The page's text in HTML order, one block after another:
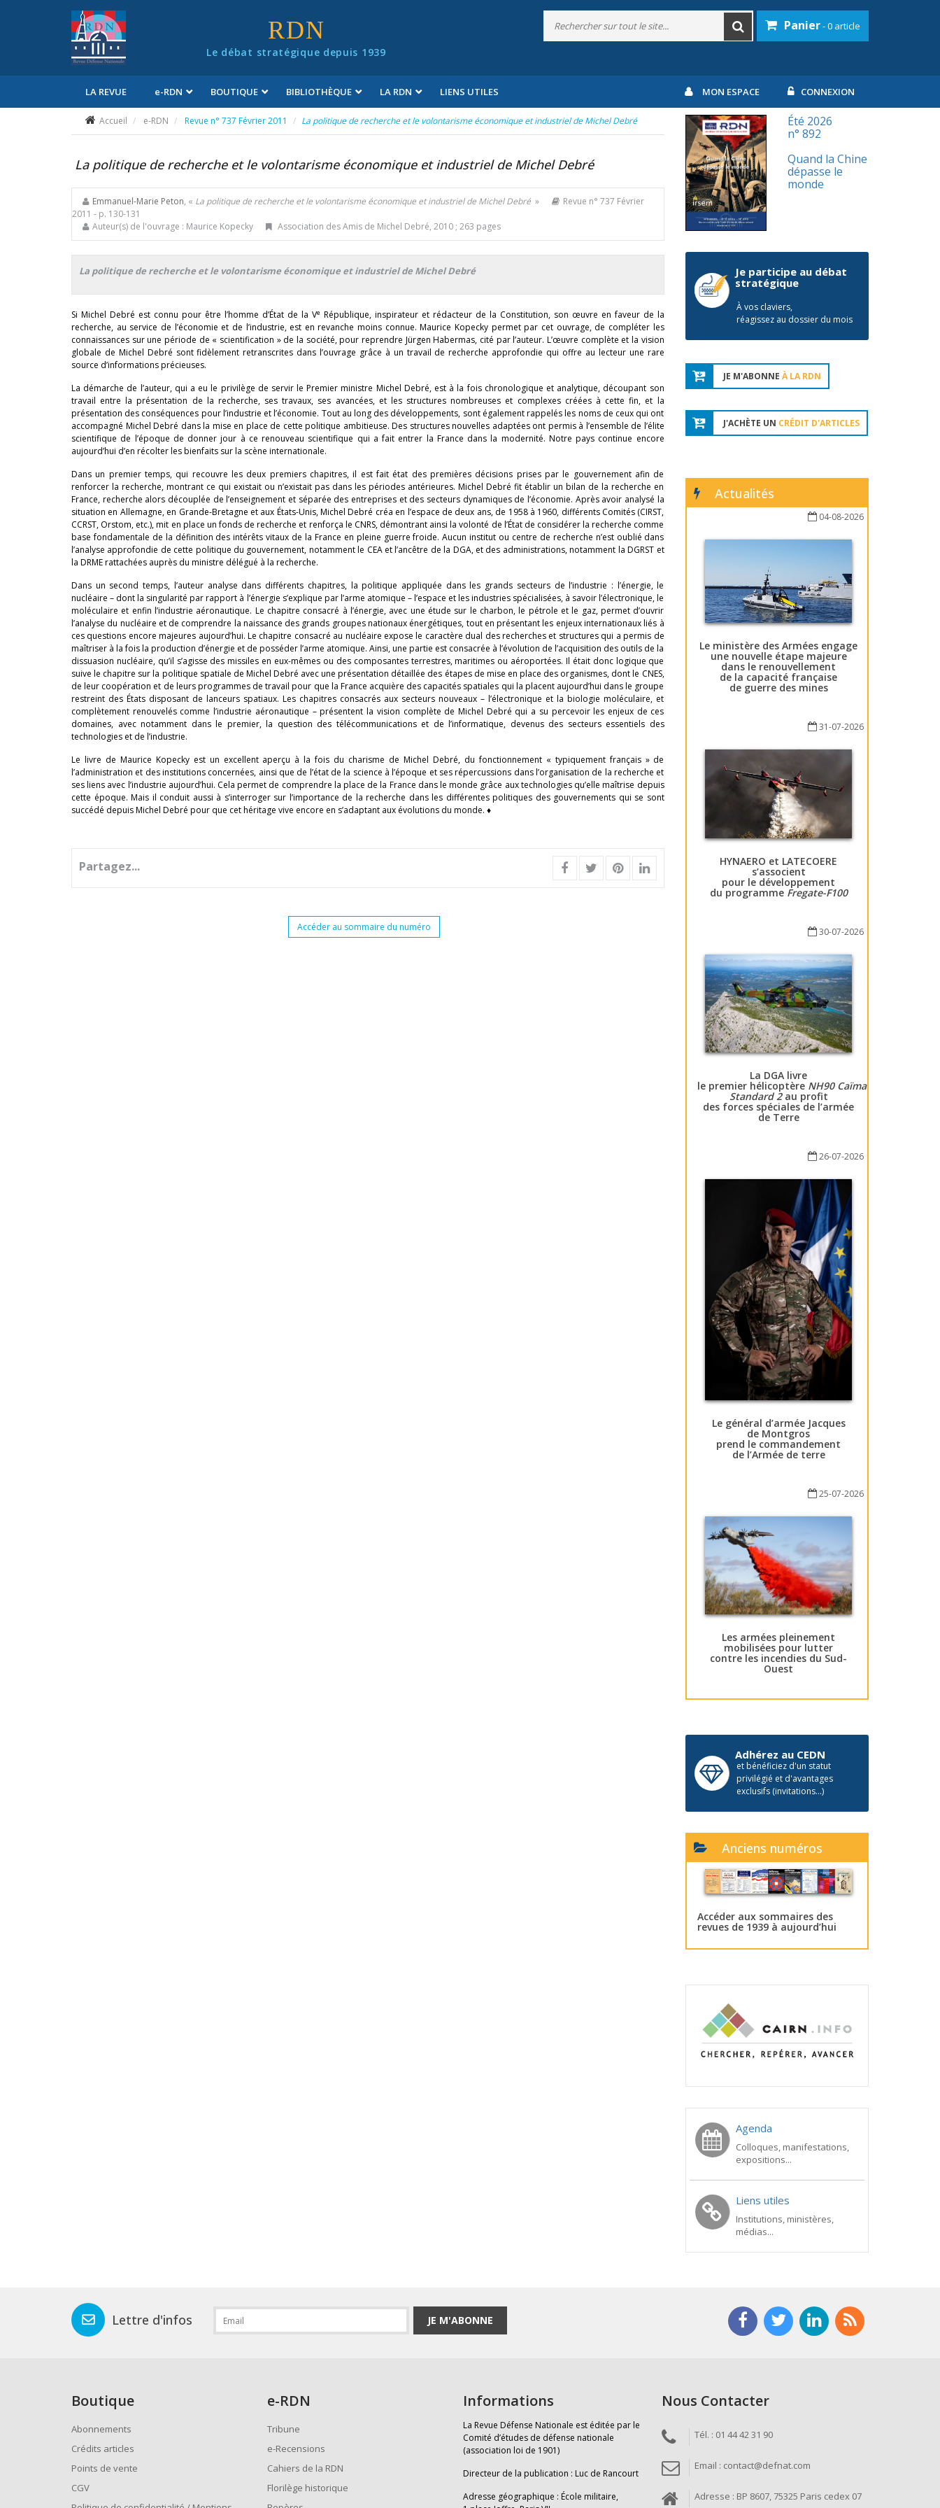
RDN
Le débat stratégique depuis 1939
Panier- 0 article
LA REVUE e-RDN BOUTIQUE BIBLIOTHÈQUE LA RDN LIENS UTILES MON ESPACE CONNEXION
Accueil e-RDN Revue n° 737 Février 2011 La politique de recherche et le volontarisme économique et industriel de Michel Debré
La politique de recherche et le volontarisme économique et industriel de Michel Debré
Emmanuel-Marie Peton, « La politique de recherche et le volontarisme économique et industriel de Michel Debré »
Revue n° 737 Février
2011 - p. 130-131
Auteur(s) de l'ouvrage : Maurice Kopecky
Association des Amis de Michel Debré, 2010 ; 263 pages
La politique de recherche et le volontarisme économique et industriel de Michel Debré
Si Michel Debré est connu pour être l’homme d’État de la VeRépublique, inspirateur et rédacteur de la Constitution, son œuvre en faveur de la
recherche, au service de l’économie et de l’industrie, est en revanche moins connue. Maurice Kopecky permet par cet ouvrage, de compléter les
connaissances sur une période de « scientification » de la société, pour reprendre Jürgen Habermas, cité par l’auteur. L’œuvre complète et la vision
globale de Michel Debré sont fidèlement retranscrites dans l’ouvrage grâce à un travail de recherche approfondie qui offre au lecteur une rare
source d’informations précieuses.
La démarche de l’auteur, qui a eu le privilège de servir le Premier ministre Michel Debré, est à la fois chronologique et analytique, découpant son
travail entre la présentation de la recherche, ses travaux, ses avancées, et les structures nombreuses et complexes créées à cette fin, et la
présentation des conséquences pour l’industrie et l’économie. Tout au long des développements, sont également rappelés les noms de ceux qui ont
accompagné Michel Debré dans la mise en place de cette politique ambitieuse. Des structures nouvelles adaptées ont permis à l’ensemble de l’élite
scientifique de l’époque de donner jour à ce renouveau scientifique qui a fait entrer la France dans la modernité. Notre pays continue encore
aujourd’hui d’en récolter les bienfaits sur la scène internationale.
Dans un premier temps, qui recouvre les deux premiers chapitres, il est fait état des premières décisions prises par le gouvernement afin de
renforcer la recherche, montrant ce qui existait ou n’existait pas dans les périodes antérieures. Michel Debré fit établir un bilan de la recherche en
France, recherche alors découplée de l’enseignement et séparée des entreprises et des secteurs dynamiques de l’économie. Après avoir analysé la
situation en Allemagne, en Grande-Bretagne et aux États-Unis, Michel Debré créa en l’espace de deux ans, de 1958 à 1960, différents Comités (CIRST,
CCRST, Orstom, etc.), mit en place un fonds de recherche et renforça le CNRS, démontrant ainsi la volonté de l’État de considérer la recherche comme
base fondamentale de la définition des intérêts vitaux de la France en pleine guerre froide. Aucun institut ou centre de recherche n’est oublié dans
l’analyse approfondie de cette politique du gouvernement, notamment le CEA et l’ancêtre de la DGA, et des administrations, notamment la DGRST et
la DRME rattachées auprès du ministre délégué à la recherche.
Dans un second temps, l’auteur analyse dans différents chapitres, la politique appliquée dans les grands secteurs de l’industrie : l’énergie, le
nucléaire – dont la singularité par rapport à l’énergie s’explique par l’arme atomique – l’espace et les industries spécialisées, à savoir l’électronique, le
moléculaire et enfin l’industrie aéronautique. Le chapitre consacré à l’énergie, avec une étude sur le charbon, le pétrole et le gaz, permet d’ouvrir
l’analyse du nucléaire et de comprendre la naissance des grands groupes nationaux énergétiques, tout en présentant les enjeux internationaux liés à
ces questions encore majeures aujourd’hui. Le chapitre consacré au nucléaire expose le caractère dual des recherches et structures qui a permis de
maîtriser à la fois la production d’énergie et de posséder l’arme atomique. Ainsi, une partie est consacrée à l’évolution de l’acquisition des outils de la
dissuasion nucléaire, qu’il s’agisse des missiles en eux-mêmes ou des composantes terrestres, maritimes ou aéroportées. Il était donc logique que
suive le chapitre sur la politique spatiale de Michel Debré avec une présentation détaillée des étapes de mise en place des organismes, dont le CNES,
de leur coopération et de leurs programmes de travail pour que la France acquière des capacités spatiales qui la placent aujourd’hui dans le groupe
restreint des États disposant de lanceurs spatiaux. Les chapitres consacrés aux secteurs nouveaux – l’électronique et la biologie moléculaire, et
complètement renouvelés comme l’industrie aéronautique – présentent la vision complète de Michel Debré qui a su percevoir les enjeux de ces
domaines, avec notamment dans le premier, la question des télécommunications et de l’informatique, devenus des secteurs essentiels des
technologies et de l’industrie.
Le livre de Maurice Kopecky est un excellent aperçu à la fois du charisme de Michel Debré, du fonctionnement « typiquement français » de
l’administration et des institutions concernées, ainsi que de l’état de la science à l’époque et ses répercussions dans l’organisation de la recherche et
ses liens avec l’industrie aujourd’hui. Cela permet de comprendre la place de la France dans le monde grâce aux technologies qu’elle maîtrise depuis
cette époque. Mais il conduit aussi à s’interroger sur l’importance de la recherche dans les différentes politiques des gouvernements qui se sont
succédé depuis Michel Debré pour que cet héritage vive encore en s’adaptant aux évolutions du monde. ♦
Partagez...
Accéder au sommaire du numéro
Été 2026
n° 892
Quand la Chine
dépasse le
monde
Je participe au débat
stratégique
À vos claviers,
réagissez au dossier du mois
JE M'ABONNE À LA RDN
J'ACHÈTE UN CRÉDIT D'ARTICLES
Actualités
04-08-2026
Le ministère des Armées engage
une nouvelle étape majeure
dans le renouvellement
de la capacité française
de guerre des mines
31-07-2026
HYNAERO et LATECOERE
s’associent
pour le développement
du programme Fregate-F100
30-07-2026
La DGA livre
le premier hélicoptère NH90 Caïman
Standard 2au profit
des forces spéciales de l’armée
de Terre
26-07-2026
Le général d’armée Jacques
de Montgros
prend le commandement
de l’Armée de terre
25-07-2026
Les armées pleinement
mobilisées pour lutter
contre les incendies du Sud-
Ouest
Adhérez au CEDN
et bénéficiez d'un statut
privilégié et d'avantages
exclusifs (invitations...)
Anciens numéros
Accéder aux sommaires des
revues de 1939 à aujourd’hui
Agenda
Colloques, manifestations,
expositions...
Liens utiles
Institutions, ministères,
médias...
Lettre d'infos JE M'ABONNE
Boutique
Abonnements
Crédits articles
Points de vente
CGV
e-RDN
Tribune
e-Recensions
Cahiers de la RDN
Florilège historique
Informations
La Revue Défense Nationale est éditée par le
Comité d’études de défense nationale
(association loi de 1901)
Directeur de la publication : Luc de Rancourt
Adresse géographique : École militaire,
Nous Contacter
Tél. : 01 44 42 31 90
Email : contact@defnat.com
Adresse : BP 8607, 75325 Paris cedex 07